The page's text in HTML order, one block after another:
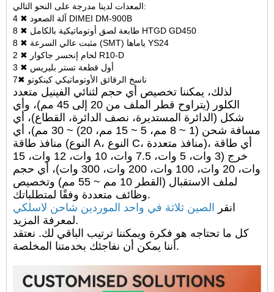
المعدات لدينا مدرجة على النحو التالي:
4 ✖ آلة الصعود DIMEI DM-900B
8 ✖ طابعة لصق أوتوماتيكية بالكامل HTGD GD450
8 ✖ مثبت عالي السرعة (SMT) ياماها YS24
2 ✖ لحام إنحسر جاكوار R10-D
3 ✖ أول قطعة تستر بليريس
7✖ ناسخ الرقائق الأوتوماتيكي كينكوتو
لذلك، يمكننا تخصيص أي حجم لثنائي الفينيل متعدد
الكلور (يتراوح قطر الملف من 20 إلى 45 مم)، وأي
شكل (الدائرة المستديرة، نصف الدائرة، القطاع)، أي
مسافة شحن (1 ~ 8 مم، 5 ~ 15 مم، 20) ~ 30 مم)، أي
منافذ طاقة (النوع A، النوع C، منافذ متعددة)، أي طاقة
خرج (3 وات، 5 وات، 7.5 وات، 10 وات، 12 وات، 15
وات، 20 وات، 100 وات، 200 وات، 300 وات)، أي حجم
لملف الاستقبال (القطر 10 مم ~ 55 مم) وتخصيص
وظائف متعددة وفقًا لمتطلباتك.
انقر الصين ثلاثة في واحد الموردين شاحن لاسلكي
لمعرفة المزيد.
كل ما تحتاجه هو فكرة ويمكننا ترتيب الباقي لك. نعتقد
أننا يمكن أن نفاجئك بخدمتنا المخلصة.